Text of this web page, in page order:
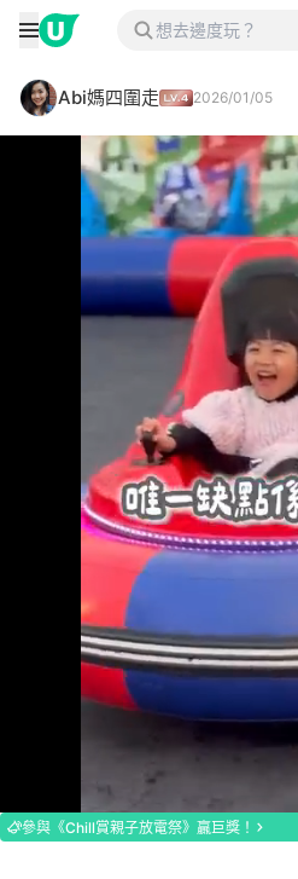
Abi媽四圍走 2026/01/05
100.00%
參與《Chill賞親子放電祭》贏巨獎！